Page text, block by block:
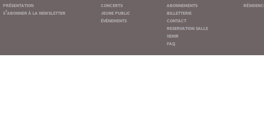
présentation
s'abonner à la newsletter
concerts
jeune public
événements
abonnements
billetterie
contact
reservation salle
venir
faq